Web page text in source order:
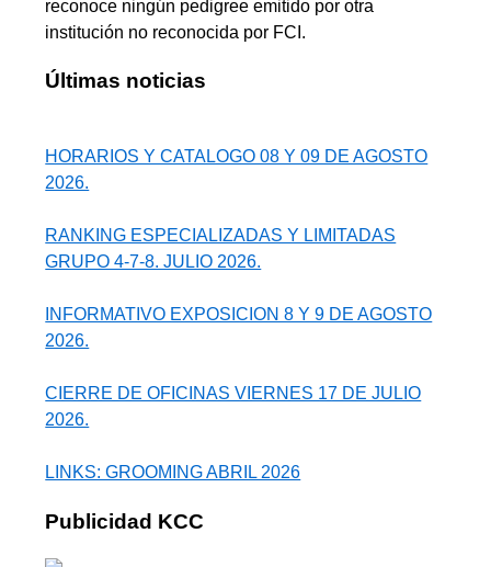
reconoce ningún pedigree emitido por otra
institución no reconocida por FCI.
Últimas noticias
HORARIOS Y CATALOGO 08 Y 09 DE AGOSTO
2026.
RANKING ESPECIALIZADAS Y LIMITADAS
GRUPO 4-7-8. JULIO 2026.
INFORMATIVO EXPOSICION 8 Y 9 DE AGOSTO
2026.
CIERRE DE OFICINAS VIERNES 17 DE JULIO
2026.
LINKS: GROOMING ABRIL 2026
Publicidad KCC